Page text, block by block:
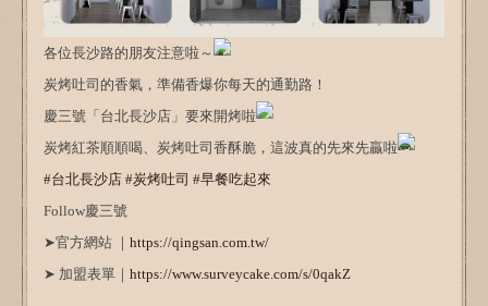
各位長沙路的朋友注意啦～
炭烤吐司的香氣，準備香爆你每天的通勤路！
慶三號「台北長沙店」要來開烤啦
炭烤紅茶順順喝、炭烤吐司香酥脆，這波真的先來先贏啦
#台北長沙店 #炭烤吐司 #早餐吃起來
Follow慶三號
➤官方網站 ｜ https://qingsan.com.tw/
➤ 加盟表單｜ https://www.surveycake.com/s/0qakZ